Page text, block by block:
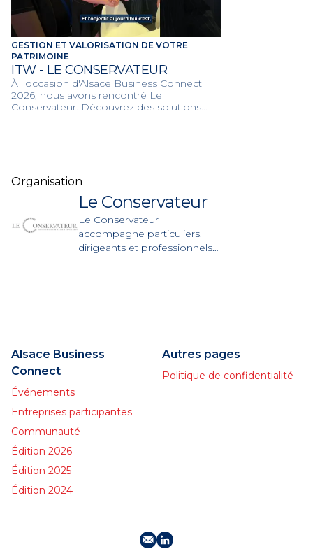
GESTION ET VALORISATION DE VOTRE
PATRIMOINE
ITW - LE CONSERVATEUR
À l'occasion d'Alsace Business Connect
2026, nous avons rencontré Le
Conservateur. Découvrez des solutions
Organisation
Le Conservateur
Le Conservateur
accompagne particuliers,
dirigeants et professionnels
professionnel.
Alsace Business
Connect
Événements
Entreprises participantes
Communauté
Édition 2026
Édition 2025
Édition 2024
Autres pages
Politique de confidentialité
E-mailProfil LinkedIn